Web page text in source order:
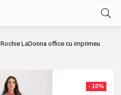
Rochie LaDonna office cu imprimeu
- 10%